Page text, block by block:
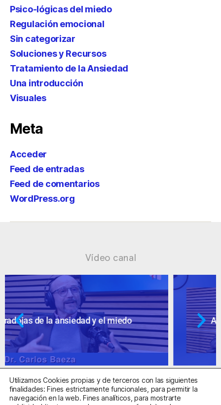
Psico-lógicas del miedo
Regulación emocional
Sin categorizar
Soluciones y Recursos
Tratamiento de la Ansiedad
Una introducción
Visuales
Meta
Acceder
Feed de entradas
Feed de comentarios
WordPress.org
Vídeo canal
Ansiedad: supuestos cuestionables
Utilizamos Cookies propias y de terceros con las siguientes
finalidades: Fines estrictamente funcionales, para permitir la
navegación en la web. Fines analíticos, para mostrarte